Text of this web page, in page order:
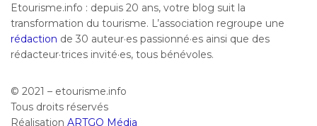
Etourisme.info : depuis 20 ans, votre blog suit la
transformation du tourisme. L’association regroupe une
rédaction de 30 auteur·es passionné·es ainsi que des
rédacteur·trices invité·es, tous bénévoles.
© 2021 – etourisme.info
Tous droits réservés
Réalisation ARTGO Média